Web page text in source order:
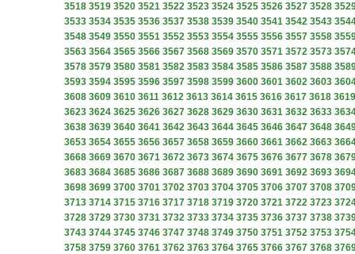
3518 3519 3520 3521 3522 3523 3524 3525 3526 3527 3528
3533 3534 3535 3536 3537 3538 3539 3540 3541 3542 3543
3548 3549 3550 3551 3552 3553 3554 3555 3556 3557 3558
3563 3564 3565 3566 3567 3568 3569 3570 3571 3572 3573
3578 3579 3580 3581 3582 3583 3584 3585 3586 3587 3588
3593 3594 3595 3596 3597 3598 3599 3600 3601 3602 3603
3608 3609 3610 3611 3612 3613 3614 3615 3616 3617 3618 3619
3623 3624 3625 3626 3627 3628 3629 3630 3631 3632 3633
3638 3639 3640 3641 3642 3643 3644 3645 3646 3647 3648
3653 3654 3655 3656 3657 3658 3659 3660 3661 3662 3663
3668 3669 3670 3671 3672 3673 3674 3675 3676 3677 3678
3683 3684 3685 3686 3687 3688 3689 3690 3691 3692 3693
3698 3699 3700 3701 3702 3703 3704 3705 3706 3707 3708
3713 3714 3715 3716 3717 3718 3719 3720 3721 3722 3723
3728 3729 3730 3731 3732 3733 3734 3735 3736 3737 3738
3743 3744 3745 3746 3747 3748 3749 3750 3751 3752 3753
3758 3759 3760 3761 3762 3763 3764 3765 3766 3767 3768